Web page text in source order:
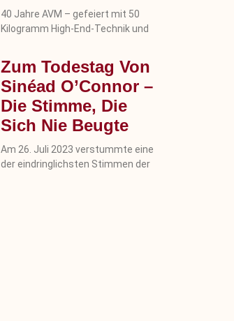
40 Jahre AVM – gefeiert mit 50
Kilogramm High-End-Technik und
Zum Todestag Von
Sinéad O’Connor –
Die Stimme, Die
Sich Nie Beugte
Am 26. Juli 2023 verstummte eine
der eindringlichsten Stimmen der